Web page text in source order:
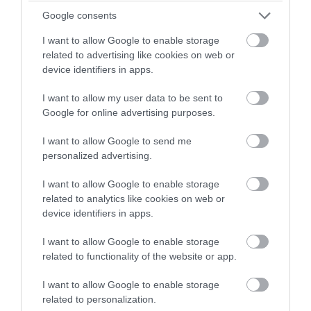
Google consents
I want to allow Google to enable storage
related to advertising like cookies on web or
device identifiers in apps.
I want to allow my user data to be sent to
Google for online advertising purposes.
I want to allow Google to send me
personalized advertising.
I want to allow Google to enable storage
related to analytics like cookies on web or
device identifiers in apps.
I want to allow Google to enable storage
related to functionality of the website or app.
I want to allow Google to enable storage
related to personalization.
αρχές, πάντως, εξετάζουν το σύνολο των
δεδομένων με ιδιαίτερη προσοχή, προκειμένου να
σχηματίσουν πλήρη εικόνα για το τι ακριβώς
προηγήθηκε της εν λόγω βραδιάς.
Σε βάρος του 45χρονου σχηματίστηκε δικογραφία
αδικήματα της απόπειρας ανθρωποκτονίας, της
επικίνδυνης οδήγησης, της παράβασης της
νομοθεσίας περί ενδοοικογενειακής βίας, καθώς
και παραβάσεις του Κώδικα Οδικής Κυκλοφορίας.
Ο ίδιος, μετά τη δική του εκτροπή στον γκρεμό,
νοσηλεύεται σε ψυχιατρική κλινική, με την
υπόθεση να βρίσκεται στο στάδιο της
προανάκρισης και να αναμένεται να εξεταστεί στη